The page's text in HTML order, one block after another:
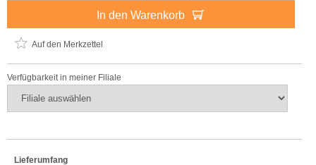
In den Warenkorb
Auf den Merkzettel
Verfügbarkeit in meiner Filiale
Lieferumfang